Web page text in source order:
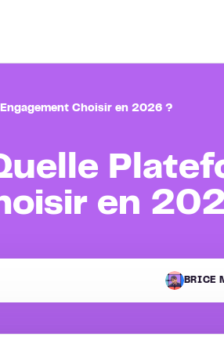
Choisir en 2026 ?
en
BRICE